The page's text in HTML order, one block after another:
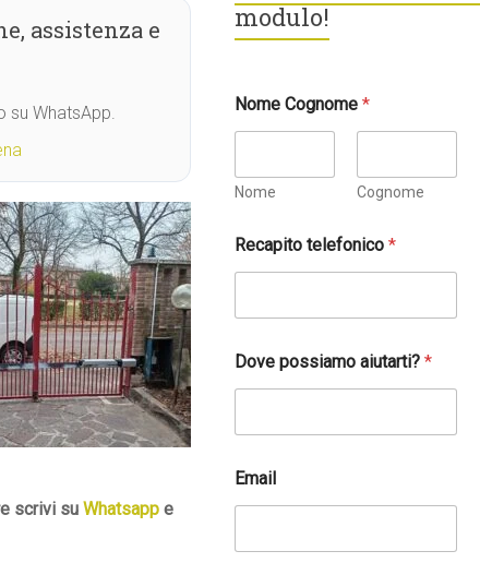
assistenza e
su WhatsApp.
scrivi su Whatsapp e
modulo!
Nome Cognome*
Nome Cognome
Recapito telefonico*
Dove possiamo aiutarti?*
Email